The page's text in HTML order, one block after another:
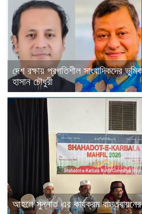
দেশ রক্ষায় প্রগতিশীল সাংবাদিকদের
হাসান চৌধুরী
আহলে সুন্নাত এর কার্যক্রম